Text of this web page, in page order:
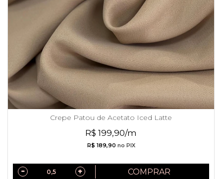
Crepe Patou de Acetato Iced Latte
R$ 199,90/m
R$ 189,90 no PIX
COMPRAR